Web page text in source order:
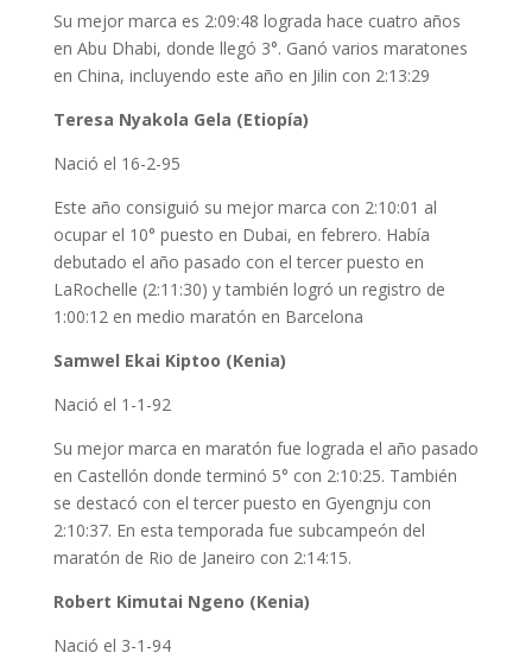
Su mejor marca es 2:09:48 lograda hace cuatro años
en Abu Dhabi, donde llegó 3°. Ganó varios maratones
en China, incluyendo este año en Jilin con 2:13:29
Teresa Nyakola Gela (Etiopía)
Nació el 16-2-95
Este año consiguió su mejor marca con 2:10:01 al
ocupar el 10° puesto en Dubai, en febrero. Había
debutado el año pasado con el tercer puesto en
LaRochelle (2:11:30) y también logró un registro de
1:00:12 en medio maratón en Barcelona
Samwel Ekai Kiptoo (Kenia)
Nació el 1-1-92
Su mejor marca en maratón fue lograda el año pasado
en Castellón donde terminó 5° con 2:10:25. También
se destacó con el tercer puesto en Gyengnju con
2:10:37. En esta temporada fue subcampeón del
maratón de Rio de Janeiro con 2:14:15.
Robert Kimutai Ngeno (Kenia)
Nació el 3-1-94